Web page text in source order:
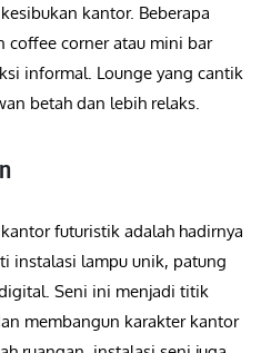
kantor. Beberapa
coffee corner atau mini bar
informal. Lounge yang cantik
betah dan lebih relaks.
futuristik adalah hadirnya
instalasi lampu unik, patung
Seni ini menjadi titik
membangun karakter kantor